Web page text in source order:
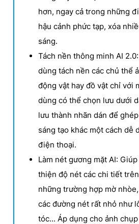
hơn, ngay cả trong những
hậu cảnh phức tạp, xóa
sáng.
Tách nền thông minh AI
dùng tách nền các chủ thể
động vật hay đồ vật chỉ với
dùng có thể chọn lưu dưới
lưu thành nhãn dán để
sáng tạo khác một cách dễ
điện thoại.
Làm nét gương mặt AI:
thiện độ nét các chi tiết
những trường hợp mờ
các đường nét rất nhỏ như
tóc... Áp dụng cho ảnh